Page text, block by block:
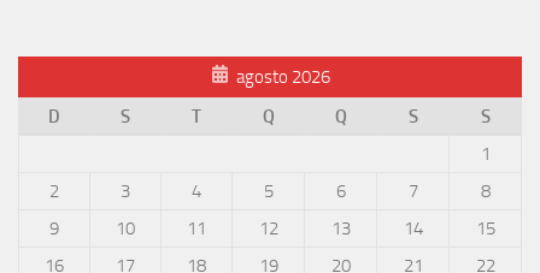
agosto 2026
D
S T Q Q S
S
1
2
3 4 5 6 7
8
9
10 11 12 13 14
15
16
17 18 19 20 21 22